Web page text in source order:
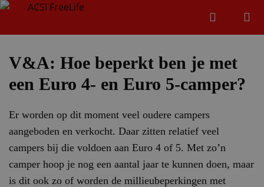
V&A: Hoe beperkt ben je met
een Euro 4- en Euro 5-camper?
Er worden op dit moment veel oudere campers
aangeboden en verkocht. Daar zitten relatief veel
campers bij die voldoen aan Euro 4 of 5. Met zo’n
camper hoop je nog een aantal jaar te kunnen doen, maar
is dit ook zo of worden de millieubeperkingen met